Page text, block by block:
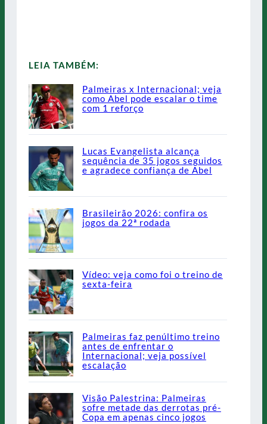
LEIA TAMBÉM:
Palmeiras x Internacional; veja
como Abel pode escalar o time
com 1 reforço
Lucas Evangelista alcança
sequência de 35 jogos seguidos
e agradece confiança de Abel
Brasileirão 2026: confira os
jogos da 22ª rodada
Vídeo: veja como foi o treino de
sexta-feira
Palmeiras faz penúltimo treino
antes de enfrentar o
Internacional; veja possível
escalação
Visão Palestrina: Palmeiras
sofre metade das derrotas pré-
Copa em apenas cinco jogos